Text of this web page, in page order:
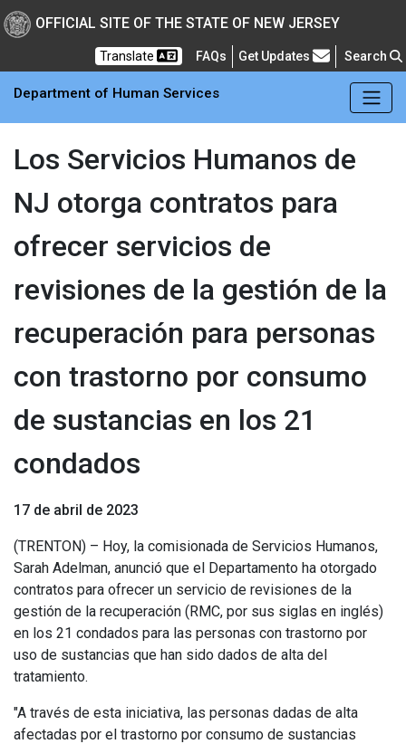
New Jersey
Skip to main Content
OFFICIAL SITE OF THE STATE OF NEW JERSEY
Translate FAQs Frequently Asked Questions
Get Updates Search
Department of Human Services
Los Servicios Humanos de
NJ otorga contratos para
ofrecer servicios de
revisiones de la gestión de la
recuperación para personas
con trastorno por consumo
de sustancias en los 21
condados
17 de abril de 2023
(TRENTON) – Hoy, la comisionada de Servicios Humanos,
Sarah Adelman, anunció que el Departamento ha otorgado
contratos para ofrecer un servicio de revisiones de la
gestión de la recuperación (RMC, por sus siglas en inglés)
en los 21 condados para las personas con trastorno por
uso de sustancias que han sido dados de alta del
tratamiento.
"A través de esta iniciativa, las personas dadas de alta
afectadas por el trastorno por consumo de sustancias